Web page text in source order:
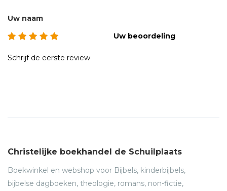
Uw naam
Uw beoordeling
Schrijf de eerste review
Christelijke boekhandel de Schuilplaats
Boekwinkel en webshop voor Bijbels, kinderbijbels,
bijbelse dagboeken, theologie, romans, non-fictie,